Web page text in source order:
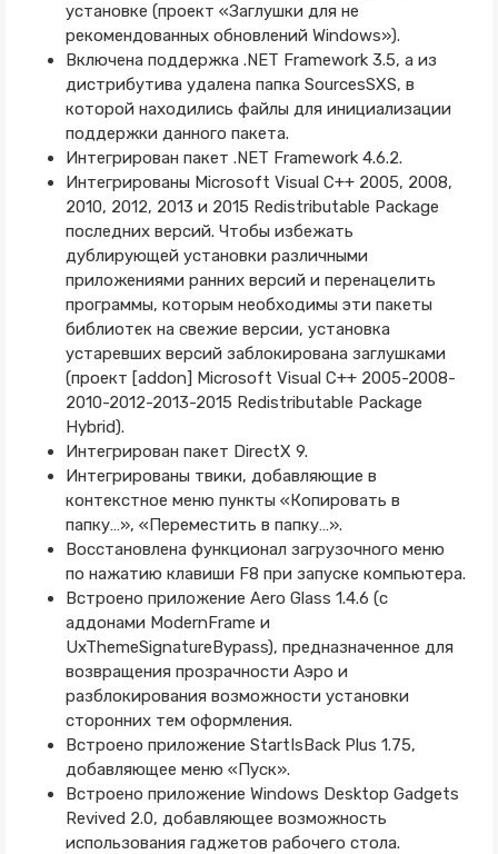
установке (проект «Заглушки для не
рекомендованных обновлений Windows»).
Включена поддержка .NET Framework 3.5, а из
дистрибутива удалена папка SourcesSXS, в
которой находились файлы для инициализации
поддержки данного пакета.
Интегрирован пакет .NET Framework 4.6.2.
Интегрированы Microsoft Visual C++ 2005, 2008,
2010, 2012, 2013 и 2015 Redistributable Package
последних версий. Чтобы избежать
дублирующей установки различными
приложениями ранних версий и перенацелить
программы, которым необходимы эти пакеты
библиотек на свежие версии, установка
устаревших версий заблокирована заглушками
(проект [addon] Microsoft Visual C++ 2005-2008-
2010-2012-2013-2015 Redistributable Package
Hybrid).
Интегрирован пакет DirectX 9.
Интегрированы твики, добавляющие в
контекстное меню пункты «Копировать в
папку…», «Переместить в папку…».
Восстановлена функционал загрузочного меню
по нажатию клавиши F8 при запуске компьютера.
Встроено приложение Aero Glass 1.4.6 (с
аддонами ModernFrame и
UxThemeSignatureBypass), предназначенное для
возвращения прозрачности Аэро и
разблокирования возможности установки
сторонних тем оформления.
Встроено приложение StartIsBack Plus 1.75,
добавляющее меню «Пуск».
Встроено приложение Windows Desktop Gadgets
Revived 2.0, добавляющее возможность
использования гаджетов рабочего стола.